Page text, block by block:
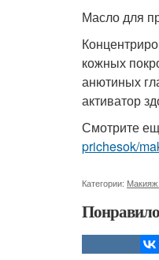
Масло для
кожных
анютиных
активатор
Смотрите
prichesok/
Категории: Макияж